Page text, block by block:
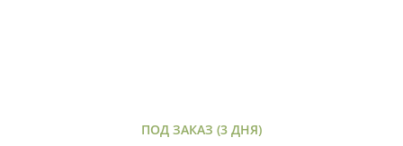
ПОД ЗАКАЗ (3 ДНЯ)